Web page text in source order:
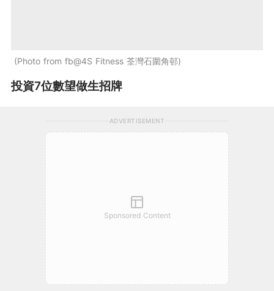
Photo from fb@4S Fitness 荃灣石圍角邨
投資7位數望做生招牌
ADVERTISEMENT
Sponsored Content